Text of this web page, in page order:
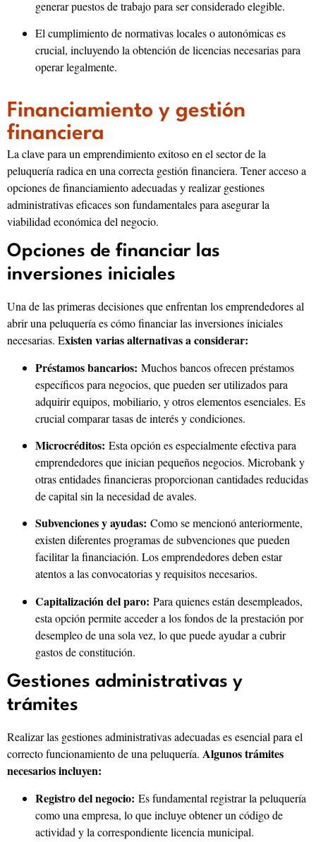
generar puestos de trabajo para ser considerado elegible.
El cumplimiento de normativas locales o autonómicas es
crucial, incluyendo la obtención de licencias necesarias para
operar legalmente.
Financiamiento y gestión
financiera
La clave para un emprendimiento exitoso en el sector de la
peluquería radica en una correcta gestión financiera. Tener acceso a
opciones de financiamiento adecuadas y realizar gestiones
administrativas eficaces son fundamentales para asegurar la
viabilidad económica del negocio.
Opciones de financiar las
inversiones iniciales
Una de las primeras decisiones que enfrentan los emprendedores al
abrir una peluquería es cómo financiar las inversiones iniciales
necesarias. Existen varias alternativas a considerar:
Préstamos bancarios: Muchos bancos ofrecen préstamos
específicos para negocios, que pueden ser utilizados para
adquirir equipos, mobiliario, y otros elementos esenciales. Es
crucial comparar tasas de interés y condiciones.
Microcréditos: Esta opción es especialmente efectiva para
emprendedores que inician pequeños negocios. Microbank y
otras entidades financieras proporcionan cantidades reducidas
de capital sin la necesidad de avales.
Subvenciones y ayudas: Como se mencionó anteriormente,
existen diferentes programas de subvenciones que pueden
facilitar la financiación. Los emprendedores deben estar
atentos a las convocatorias y requisitos necesarios.
Capitalización del paro: Para quienes están desempleados,
esta opción permite acceder a los fondos de la prestación por
desempleo de una sola vez, lo que puede ayudar a cubrir
gastos de constitución.
Gestiones administrativas y
trámites
Realizar las gestiones administrativas adecuadas es esencial para el
correcto funcionamiento de una peluquería. Algunos trámites
necesarios incluyen:
Registro del negocio: Es fundamental registrar la peluquería
como una empresa, lo que incluye obtener un código de
actividad y la correspondiente licencia municipal.